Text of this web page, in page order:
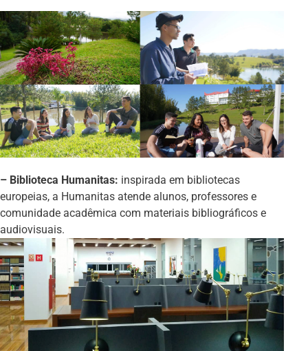
– Biblioteca Humanitas: inspirada em bibliotecas
europeias, a Humanitas atende alunos, professores e
comunidade acadêmica com materiais bibliográficos e
audiovisuais.